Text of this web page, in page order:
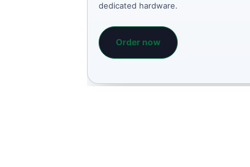
dedicated hardware.
Order now